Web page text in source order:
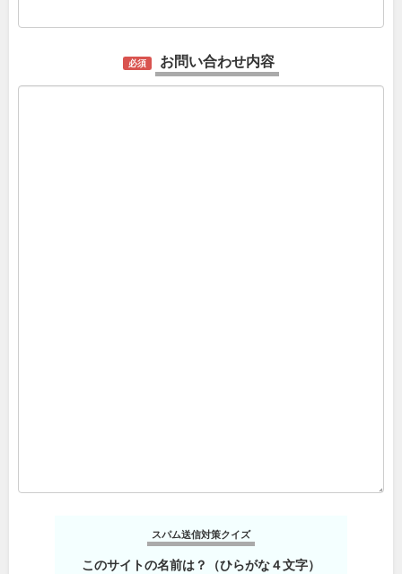
必須 お問い合わせ内容
スパム送信対策クイズ
このサイトの名前は？（ひらがな４文字）